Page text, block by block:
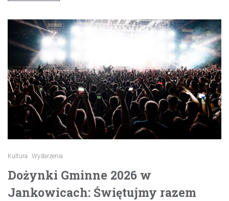
Kultura Wydarzenia
Dożynki Gminne 2026 w
Jankowicach: Świętujmy razem